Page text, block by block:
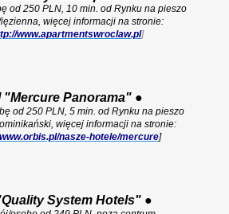
od 250 PLN, 10 min. od Rynku na pieszo
więcej informacji na stronie:
www.apartmentswroclaw.pl]
"Mercure Panorama" ●
od 250 PLN, 5 min. od Rynku na pieszo
więcej informacji na stronie:
nasze-hotele/mercure]
System Hotels" ●